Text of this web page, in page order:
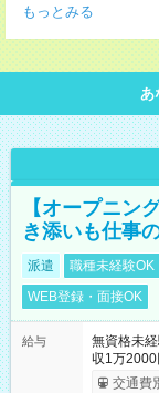
もっとみる
あ
【オープニン
き添いも仕事
派遣 職種未経験OK
WEB登録・面接OK
給与
無資格未
収1万
交通費